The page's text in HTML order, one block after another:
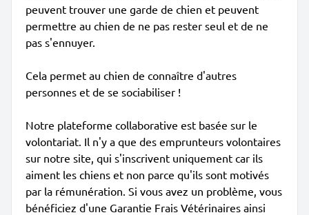
peuvent trouver une garde de chien et peuvent
permettre au chien de ne pas rester seul et de ne
pas s'ennuyer.
Cela permet au chien de connaître d'autres
personnes et de se sociabiliser !
Notre plateforme collaborative est basée sur le
volontariat. Il n'y a que des emprunteurs volontaires
sur notre site, qui s'inscrivent uniquement car ils
aiment les chiens et non parce qu'ils sont motivés
par la rémunération. Si vous avez un problème, vous
bénéficiez d'une Garantie Frais Vétérinaires ainsi